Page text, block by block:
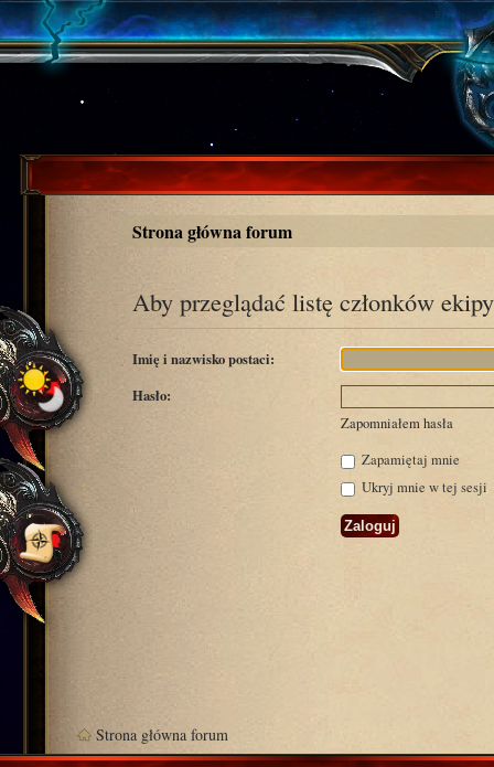
Strona główna forum
Aby przeglądać listę członków
Imię i nazwisko postaci:
Hasło:
Zapomniałem hasła
Zapamiętaj mnie
Ukryj mnie w tej sesji
Strona główna forum